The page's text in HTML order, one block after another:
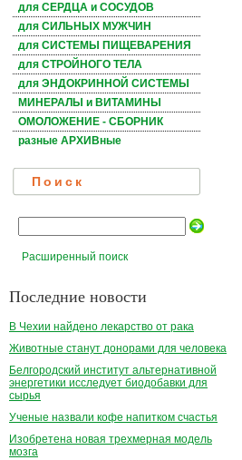
для СЕРДЦА и СОСУДОВ
для СИЛЬНЫХ МУЖЧИН
для СИСТЕМЫ ПИЩЕВАРЕНИЯ
для СТРОЙНОГО ТЕЛА
для ЭНДОКРИННОЙ СИСТЕМЫ
МИНЕРАЛЫ и ВИТАМИНЫ
ОМОЛОЖЕНИЕ - СБОРНИК
разные АРХИВные
Поиск
Расширенный поиск
Последние новости
В Чехии найдено лекарство от рака
Животные станут донорами для человека
Белгородский институт альтернативной
энергетики исследует биодобавки для
сырья
Ученые назвали кофе напитком счастья
Изобретена новая трехмерная модель
мозга